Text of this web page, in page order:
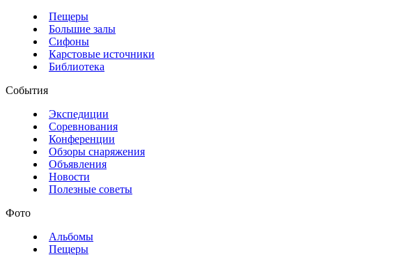
Пещеры
Большие залы
Сифоны
Карстовые источники
Библиотека
События
Экспедиции
Соревнования
Конференции
Обзоры снаряжения
Объявления
Новости
Полезные советы
Фото
Альбомы
Пещеры